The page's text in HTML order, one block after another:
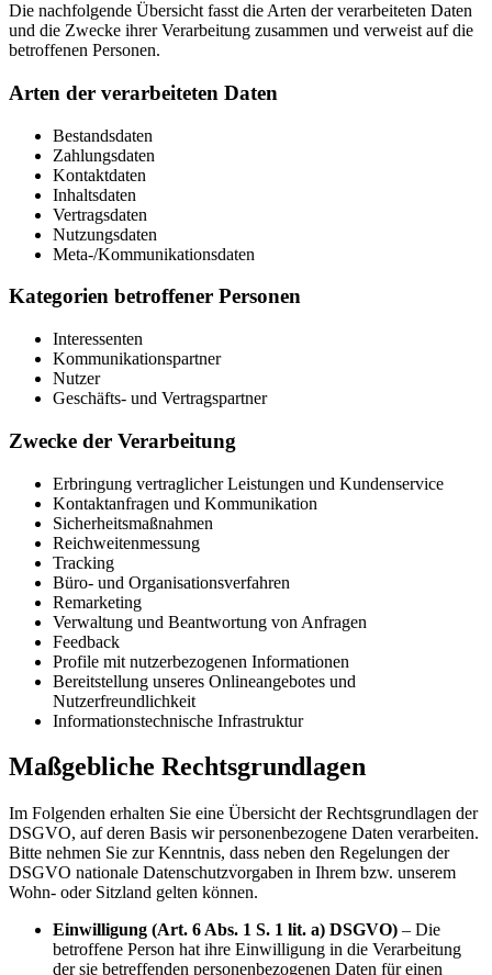
Die nachfolgende Übersicht fasst die Arten der verarbeiteten Daten
und die Zwecke ihrer Verarbeitung zusammen und verweist auf die
betroffenen Personen.
Arten der verarbeiteten Daten
Bestandsdaten
Zahlungsdaten
Kontaktdaten
Inhaltsdaten
Vertragsdaten
Nutzungsdaten
Meta-/Kommunikationsdaten
Kategorien betroffener Personen
Interessenten
Kommunikationspartner
Nutzer
Geschäfts- und Vertragspartner
Zwecke der Verarbeitung
Erbringung vertraglicher Leistungen und Kundenservice
Kontaktanfragen und Kommunikation
Sicherheitsmaßnahmen
Reichweitenmessung
Tracking
Büro- und Organisationsverfahren
Remarketing
Verwaltung und Beantwortung von Anfragen
Feedback
Profile mit nutzerbezogenen Informationen
Bereitstellung unseres Onlineangebotes und
Nutzerfreundlichkeit
Informationstechnische Infrastruktur
Maßgebliche Rechtsgrundlagen
Im Folgenden erhalten Sie eine Übersicht der Rechtsgrundlagen der
DSGVO, auf deren Basis wir personenbezogene Daten verarbeiten.
Bitte nehmen Sie zur Kenntnis, dass neben den Regelungen der
DSGVO nationale Datenschutzvorgaben in Ihrem bzw. unserem
Wohn- oder Sitzland gelten können.
Einwilligung (Art. 6 Abs. 1 S. 1 lit. a) DSGVO) – Die
betroffene Person hat ihre Einwilligung in die Verarbeitung
der sie betreffenden personenbezogenen Daten für einen